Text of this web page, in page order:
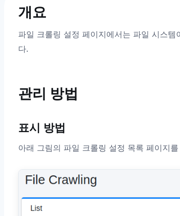
개요
파일 크롤링 설정 페이지에서는 파일 시스
다.
관리 방법
표시 방법
아래 그림의 파일 크롤링 설정 목록 페이지